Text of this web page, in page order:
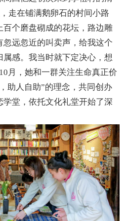
走在铺满鹅卵石的村间小路
个磨盘砌成的花坛，路边雕
远忽近的叫卖声，给我这个
感。我当时就下定决心，想
月，她和一群关注生命真正价
助人自助”的理念，共同创办
堂，依托文化礼堂开始了深